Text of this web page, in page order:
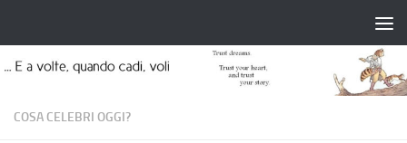
COSA CELEBRI OGGI?